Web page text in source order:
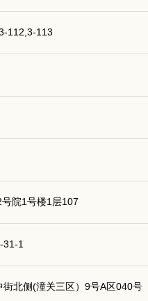
112,3-113
院1号楼1层107
1
北侧(潼关三区）9号A区040号